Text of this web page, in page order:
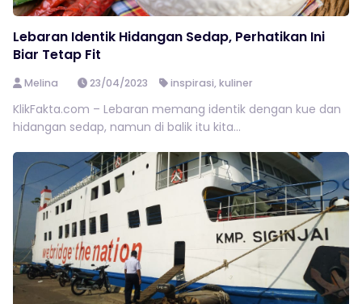
Lebaran Identik Hidangan Sedap, Perhatikan Ini
Biar Tetap Fit
Melina 23/04/2023 inspirasi,kuliner
KlikFakta.com – Lebaran memang identik dengan kue dan
hidangan sedap, namun di balik itu kita...